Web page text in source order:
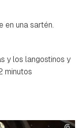
en una sartén.
y los langostinos y
minutos